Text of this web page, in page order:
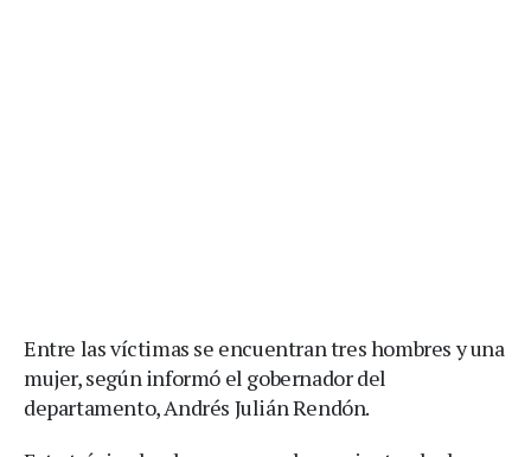
Entre las víctimas se encuentran tres hombres y una
mujer, según informó el gobernador del
departamento, Andrés Julián Rendón.